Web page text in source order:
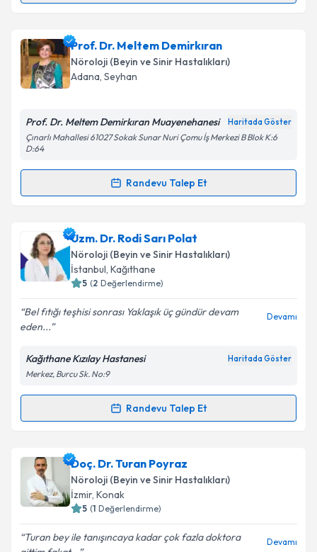
takvim hazırlandığında e-posta ile bilgilendireceğiz.
E-posta Adresiniz
Kişisel verilerimin işlenmesine ilişkinAydınlatma
kapsamda işlenmesini kabul ediyorum.
Prof. Dr. Meltem Demirkıran
Nöroloji (Beyin ve Sinir Hastalıkları)
Adana, Seyhan
Prof. Dr. Meltem Demirkıran Muayenehanesi Haritada Göster
Çınarlı Mahallesi 61027 Sokak Sunar Nuri Çomu İş Merkezi B Blok K:6
D:64
Randevu Talep Et
Randevu Takvimi Talebi
Prof. Dr. Meltem Demirkıraniçin randevu takvimi
talebi oluşturun. Size bu uzmandan randevu almanız
için bir takvim hazırlandığında e-posta ile
bilgilendireceğiz.
E-posta Adresiniz
Kişisel verilerimin işlenmesine ilişkin
Metni'ni okudum ve kişisel verilerimin belirtilen
kapsamda işlenmesini kabul ediyorum.
Uzm. Dr. Rodi Sarı Polat
Nöroloji (Beyin ve Sinir Hastalıkları)
İstanbul, Kağıthane
5 (2 Değerlendirme)
Bel fıtığı teşhisi sonrası Yaklaşık üç gündür devam
eden...
Devamı
Kağıthane Kızılay Hastanesi Haritada Göster
Merkez, Burcu Sk. No:9
Randevu Talep Et
Randevu Takvimi Talebi
Uzm. Dr. Rodi Sarı Polatiçin randevu takvimi talebi
oluşturun. Size bu uzmandan randevu almanız için bir
takvim hazırlandığında e-posta ile bilgilendireceğiz.
Doç. Dr. Turan Poyraz
Nöroloji (Beyin ve Sinir Hastalıkları)
İzmir, Konak
5 (1 Değerlendirme)
Turan bey ile tanışıncaya kadar çok fazla doktora
Devamı